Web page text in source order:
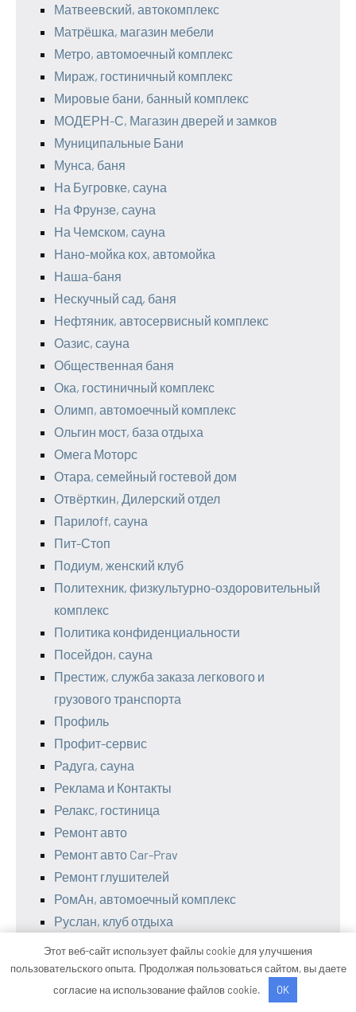
Матвеевский, автокомплекс
Матрёшка, магазин мебели
Метро, автомоечный комплекс
Мираж, гостиничный комплекс
Мировые бани, банный комплекс
МОДЕРН-С, Магазин дверей и замков
Муниципальные Бани
Мунса, баня
На Бугровке, сауна
На Фрунзе, сауна
На Чемском, сауна
Нано-мойка кох, автомойка
Наша-баня
Нескучный сад, баня
Нефтяник, автосервисный комплекс
Оазис, сауна
Общественная баня
Ока, гостиничный комплекс
Олимп, автомоечный комплекс
Ольгин мост, база отдыха
Омега Моторс
Отара, семейный гостевой дом
Отвёрткин, Дилерский отдел
Парилоff, сауна
Пит-Стоп
Подиум, женский клуб
Политехник, физкультурно-оздоровительный
комплекс
Политика конфиденциальности
Посейдон, сауна
Престиж, служба заказа легкового и
грузового транспорта
Профиль
Профит-сервис
Радуга, сауна
Реклама и Контакты
Релакс, гостиница
Ремонт авто
Ремонт авто Car-Prav
Ремонт глушителей
РомАн, автомоечный комплекс
Руслан, клуб отдыха
Русская баня
Русская баня, Русская баня
Русская баня, Русская баня
Этот веб-сайт использует файлы cookie для улучшения
пользовательского опыта. Продолжая пользоваться сайтом, вы даете
согласие на использование файлов cookie.
OK